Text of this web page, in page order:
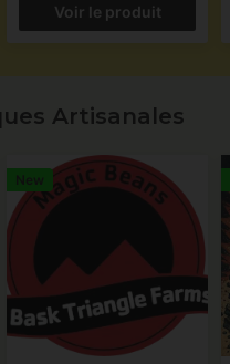
Voir le produit
Artisanales
New